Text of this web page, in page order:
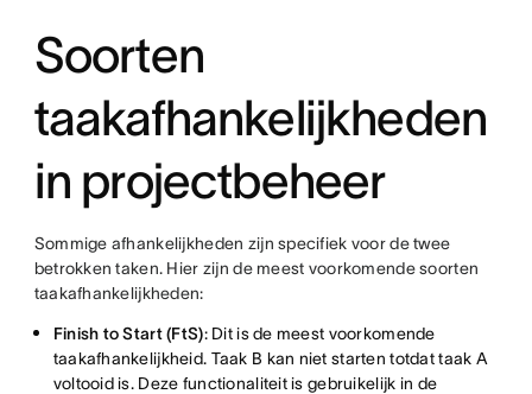
Soorten
taakafhankelijkheden
in projectbeheer
Sommige afhankelijkheden zijn specifiek voor de twee
betrokken taken. Hier zijn de meest voorkomende soorten
taakafhankelijkheden:
Finish to Start (FtS): Dit is de meest voorkomende
taakafhankelijkheid. Taak B kan niet starten totdat taak A
voltooid is. Deze functionaliteit is gebruikelijk in de